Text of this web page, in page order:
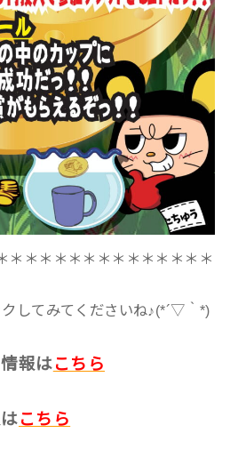
＊＊＊＊＊＊＊＊＊＊＊＊＊＊
してみてくださいね♪(*´▽｀*)
報はこちら
こちら